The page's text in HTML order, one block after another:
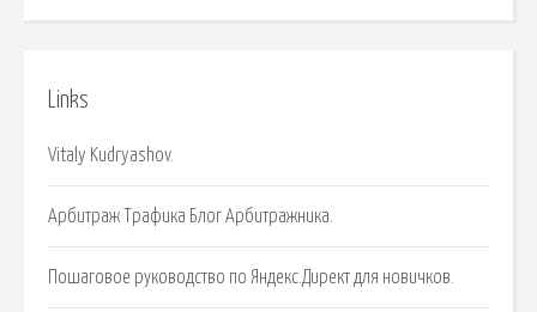
Links
Vitaly Kudryashov.
Арбитраж Трафика Блог Арбитражника.
Пошаговое руководство по Яндекс.Директ для новичков.